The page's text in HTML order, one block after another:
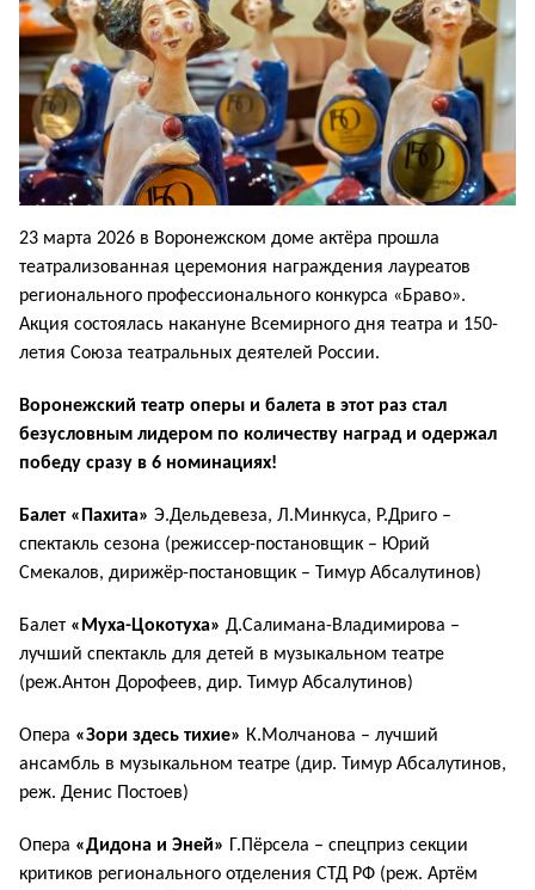
23 марта 2026 в Воронежском доме актёра прошла
театрализованная церемония награждения лауреатов
регионального профессионального конкурса «Браво».
Акция состоялась накануне Всемирного дня театра и 150-
летия Союза театральных деятелей России.
Воронежский театр оперы и балета в этот раз стал
безусловным лидером по количеству наград и одержал
победу сразу в 6 номинациях!
Балет «Пахита» Э.Дельдевеза, Л.Минкуса, Р.Дриго –
спектакль сезона (режиссер-постановщик – Юрий
Смекалов, дирижёр-постановщик – Тимур Абсалутинов)
Балет «Муха-Цокотуха» Д.Салимана-Владимирова –
лучший спектакль для детей в музыкальном театре
(реж.Антон Дорофеев, дир. Тимур Абсалутинов)
Опера «Зори здесь тихие» К.Молчанова – лучший
ансамбль в музыкальном театре (дир. Тимур Абсалутинов,
реж. Денис Постоев)
Опера «Дидона и Эней» Г.Пёрсела – спецприз секции
критиков регионального отделения СТД РФ (реж. Артём